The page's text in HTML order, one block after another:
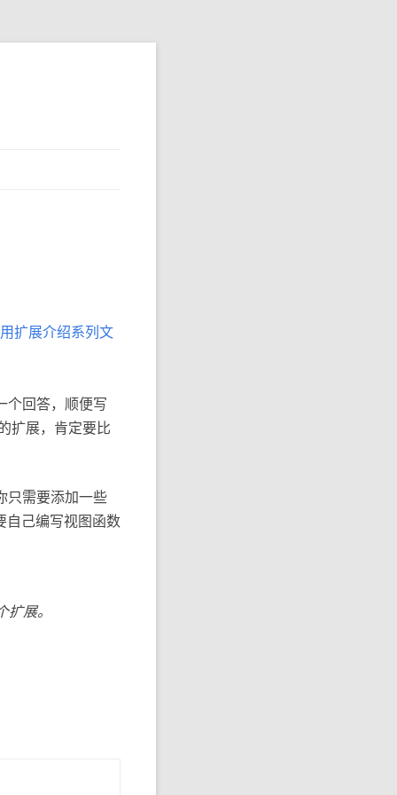
扩展介绍系列文
个回答，顺便写
扩展，肯定要比
只需要添加一些
自己编写视图函数
展。